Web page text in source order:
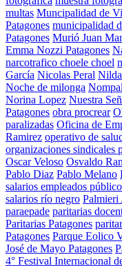
multas Muncipalidad de
Patagones municipalidad
Patagones Murió Juan
Emma Nozzi Patagones
narcotrafico choele choel
García Nicolas Peral
Noche de milonga
Norina Lopez Nuestra
Patagones obra procrear
paralizadas Oficina de
Ramirez operativo de
organizaciones sindicales
Oscar Veloso Osvaldo
Pablo Diaz Pablo Melano
salarios empleados
salarios río negro Palmieri
paraepade paritarias
Paritarias Patagones
Patagones Parque Eolico
José de Mayo Patagones
4° Festival Internacional